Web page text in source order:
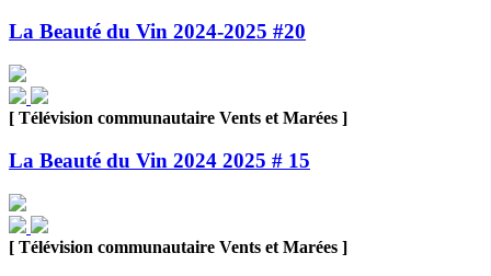
La Beauté du Vin 2024-2025 #20
[ Télévision communautaire Vents et Marées ]
La Beauté du Vin 2024 2025 # 15
[ Télévision communautaire Vents et Marées ]